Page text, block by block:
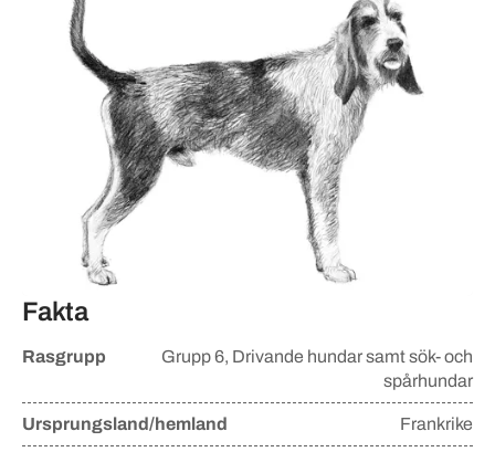
Fakta
Rasgrupp Grupp6, Drivande hundar samt sök- och
spårhundar
Ursprungsland/hemland Frankrike